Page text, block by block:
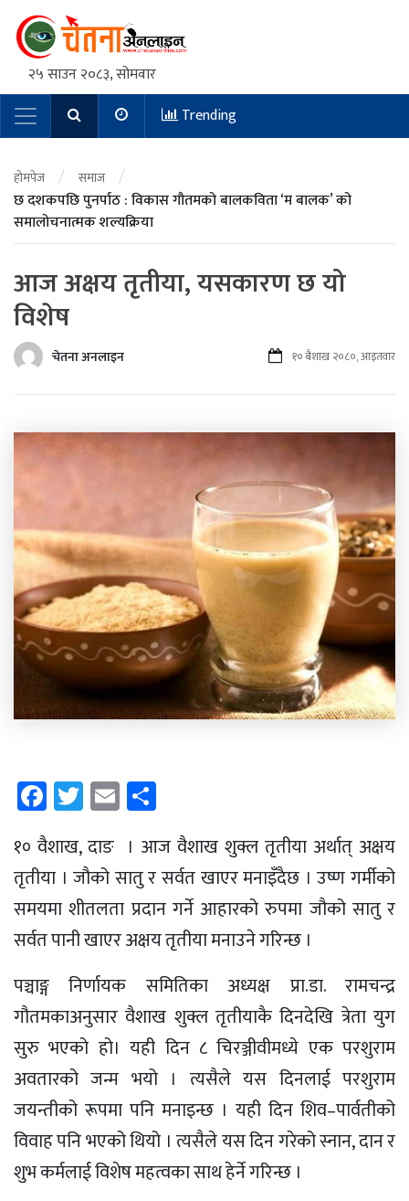
२५ साउन २०८३, सोमवार
Main NavigationTrending
होमपेज / समाज /
छ दशकपछि पुनर्पाठ : विकास गौतमको बालकविता ‘म बालक’ को
समालोचनात्मक शल्यक्रिया
आज अक्षय तृतीया, यसकारण छ यो
विशेष
चेतना अनलाइन १० बैशाख २०८०, आइतवार
Facebook
Twitter
Email
१० वैशाख, दाङ । आज वैशाख शुक्ल तृतीया अर्थात् अक्षय
तृतीया । जौको सातु र सर्वत खाएर मनाइँदैछ । उष्ण गर्मीको
समयमा शीतलता प्रदान गर्ने आहारको रुपमा जौको सातु र
सर्वत पानी खाएर अक्षय तृतीया मनाउने गरिन्छ ।
पञ्चाङ्ग निर्णायक समितिका अध्यक्ष प्रा‍.डा. रामचन्द्र
गौतमकाअनुसार वैशाख शुक्ल तृतीयाकै दिनदेखि त्रेता युग
सुरु भएको हो। यही दिन ८ चिरञ्जीवीमध्ये एक परशुराम
अवतारको जन्म भयो । त्यसैले यस दिनलाई परशुराम
जयन्तीको रूपमा पनि मनाइन्छ । यही दिन शिव–पार्वतीको
विवाह पनि भएको थियो । त्यसैले यस दिन गरेको स्नान, दान र
शुभ कर्मलाई विशेष महत्वका साथ हेर्ने गरिन्छ ।